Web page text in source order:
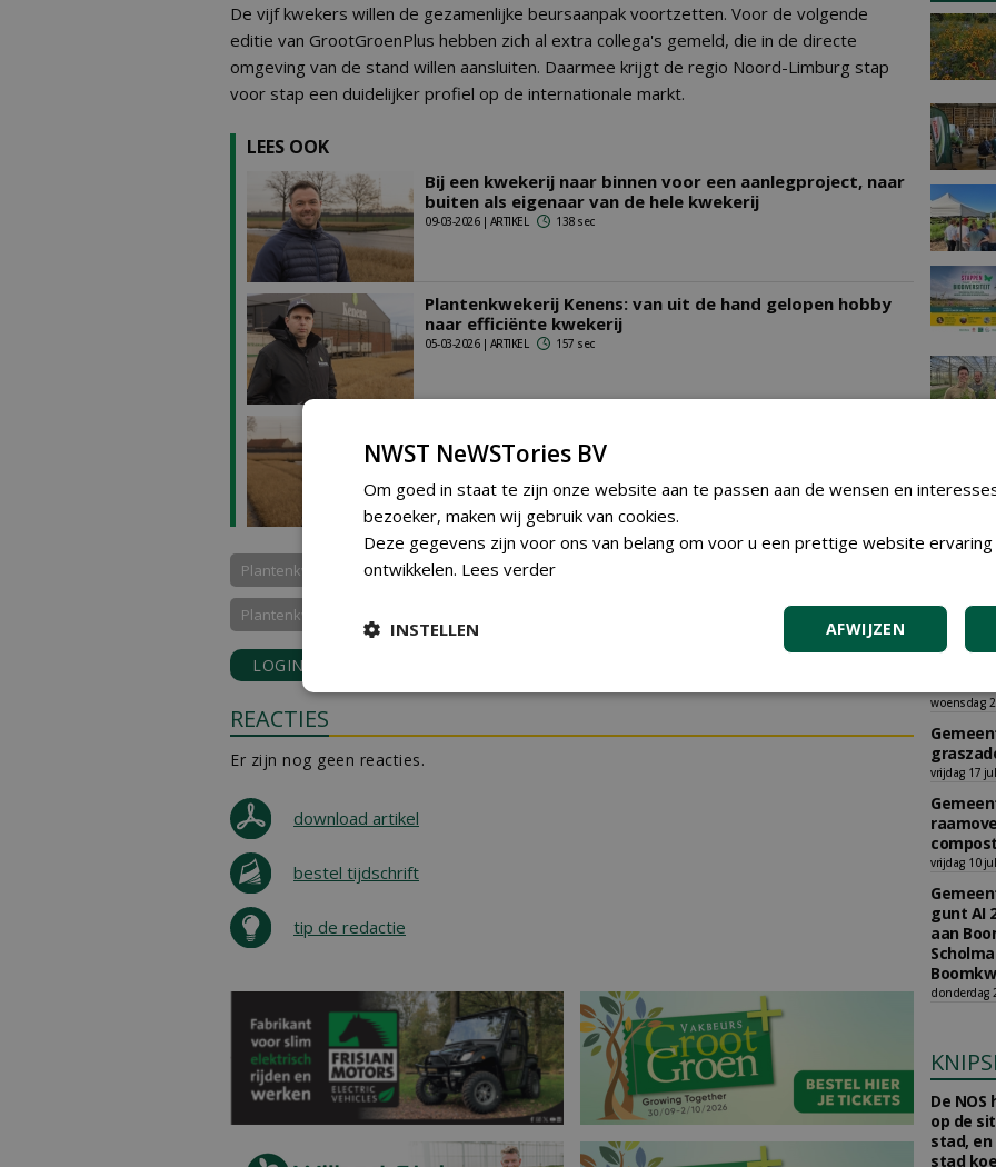
De vijf kwekers willen de gezamenlijke beursaanpak voortzetten. Voor de volgende
editie van GrootGroenPlus hebben zich al extra collega's gemeld, die in de directe
omgeving van de stand willen aansluiten. Daarmee krijgt de regio Noord-Limburg stap
voor stap een duidelijker profiel op de internationale markt.
LEES OOK
Bij een kwekerij naar binnen voor een aanlegproject, naar
buiten als eigenaar van de hele kwekerij
09-03-2026 | ARTIKEL 138 sec
Plantenkwekerij Kenens: van uit de hand gelopen hobby
naar efficiënte kwekerij
05-03-2026 | ARTIKEL 157 sec
containerkweker Stefan Moris
06-03-2026 | ARTIKEL 174 sec
Plantenkwekerij Moris Ste... Plant Discovery
Plantenkwekerij Kenens
LOGIN
REACTIES
Er zijn nog geen reacties.
download artikel
bestel tijdschrift
tip de redactie
vrijdag 31
gunt
woensdag
vrijdag 17
vrijdag 10
gunt AI
aan
donderdag
De
op de
stad,
stad
NWST NeWSTories BV
Om goed in staat te zijn onze website aan te passen aan de wensen en
bezoeker, maken wij gebruik van cookies.
Deze gegevens zijn voor ons van belang om voor u een prettige website ervaring
ontwikkelen. Lees verder
AFWIJZEN
INSTELLEN